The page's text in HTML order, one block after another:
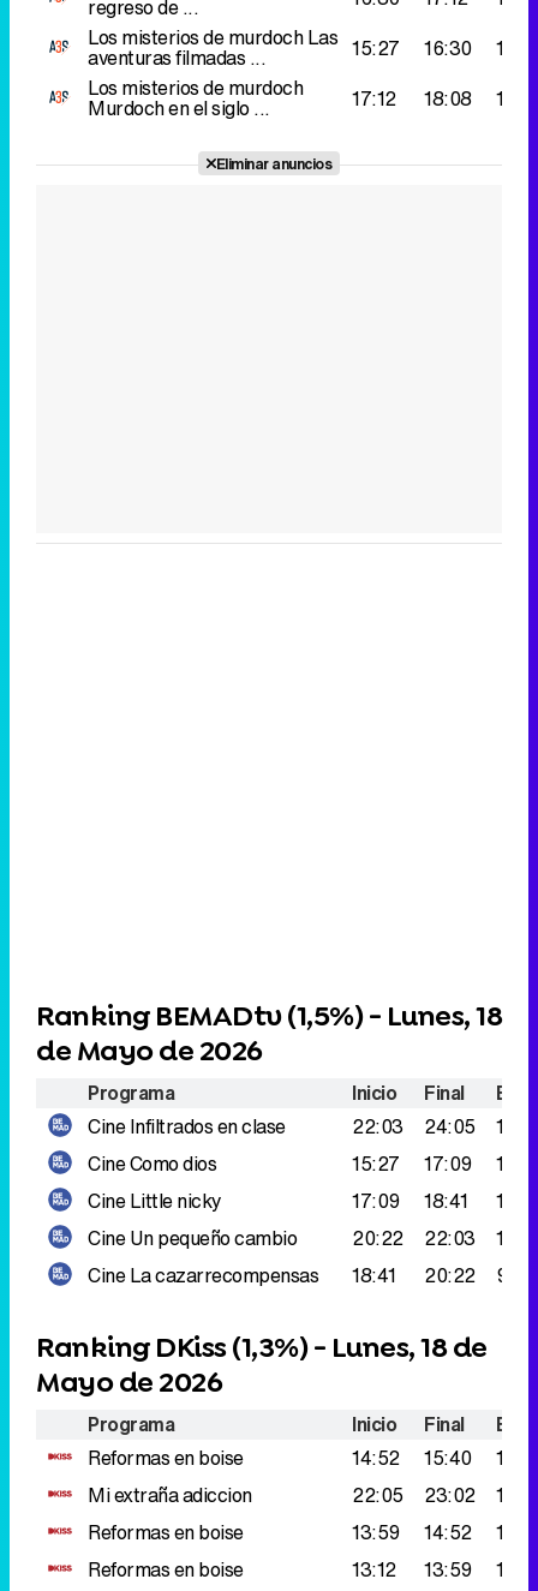
regreso de ...
Los misterios de murdochLas
aventuras filmadas ... 15:27 16:30
Los misterios de murdoch
Murdoch en el siglo ... 17:12 18:08
Eliminar anuncios
Ranking BEMADtv (1,5%) - Lunes, 18
de Mayo de 2026
Programa Inicio Final
CineInfiltrados en clase 22:03 24:05
CineComo dios 15:27 17:09
CineLittle nicky 17:09 18:41
CineUn pequeño cambio 20:22 22:03
CineLa cazarrecompensas 18:41 20:22
Ranking DKiss (1,3%) - Lunes, 18 de
Mayo de 2026
Programa Inicio Final
Reformas en boise
14:52 15:40
Mi extraña adiccion
22:05 23:02
Reformas en boise
13:59 14:52
Reformas en boise
13:12 13:59